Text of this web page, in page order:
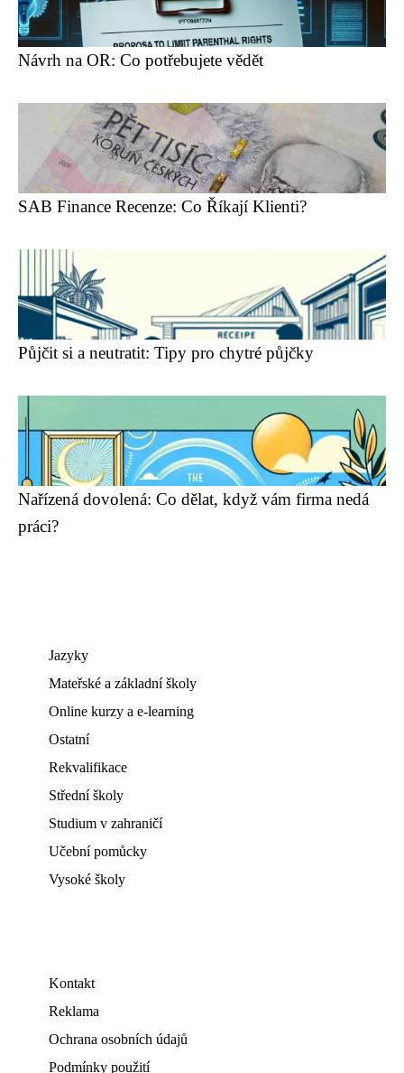
Návrh na OR: Co potřebujete vědět
SAB Finance Recenze: Co Říkají Klienti?
Půjčit si a neutratit: Tipy pro chytré půjčky
Nařízená dovolená: Co dělat, když vám firma nedá
práci?
Jazyky
Mateřské a základní školy
Online kurzy a e-learning
Ostatní
Rekvalifikace
Střední školy
Studium v zahraničí
Učební pomůcky
Vysoké školy
Kontakt
Reklama
Ochrana osobních údajů
Podmínky použití